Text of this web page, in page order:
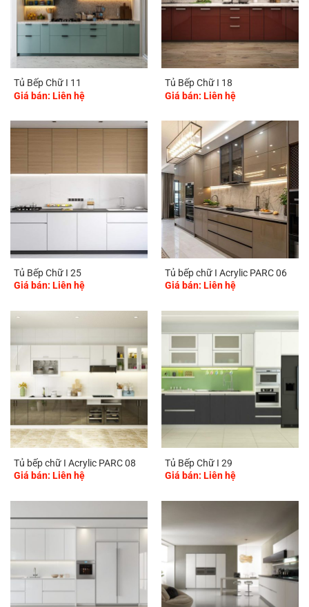
Tủ Bếp Chữ I 11
Giá bán: Liên hệ
Tủ Bếp Chữ I 18
Giá bán: Liên hệ
Tủ Bếp Chữ I 25
Giá bán: Liên hệ
Tủ bếp chữ I Acrylic PARC 06
Giá bán: Liên hệ
Tủ bếp chữ I Acrylic PARC 08
Giá bán: Liên hệ
Tủ Bếp Chữ I 29
Giá bán: Liên hệ